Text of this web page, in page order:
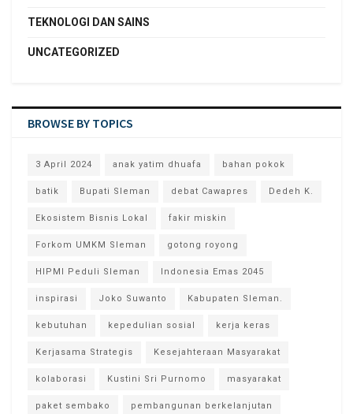
TEKNOLOGI DAN SAINS
UNCATEGORIZED
BROWSE BY TOPICS
3 April 2024 anak yatim dhuafa bahan pokok
batik Bupati Sleman debat Cawapres Dedeh K.
Ekosistem Bisnis Lokal fakir miskin
Forkom UMKM Sleman gotong royong
HIPMI Peduli Sleman Indonesia Emas 2045
inspirasi Joko Suwanto Kabupaten Sleman.
kebutuhan kepedulian sosial kerja keras
Kerjasama Strategis Kesejahteraan Masyarakat
kolaborasi Kustini Sri Purnomo masyarakat
paket sembako pembangunan berkelanjutan